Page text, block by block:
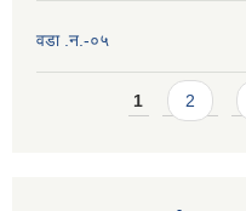
वडा .न.-०५
Pages1 2